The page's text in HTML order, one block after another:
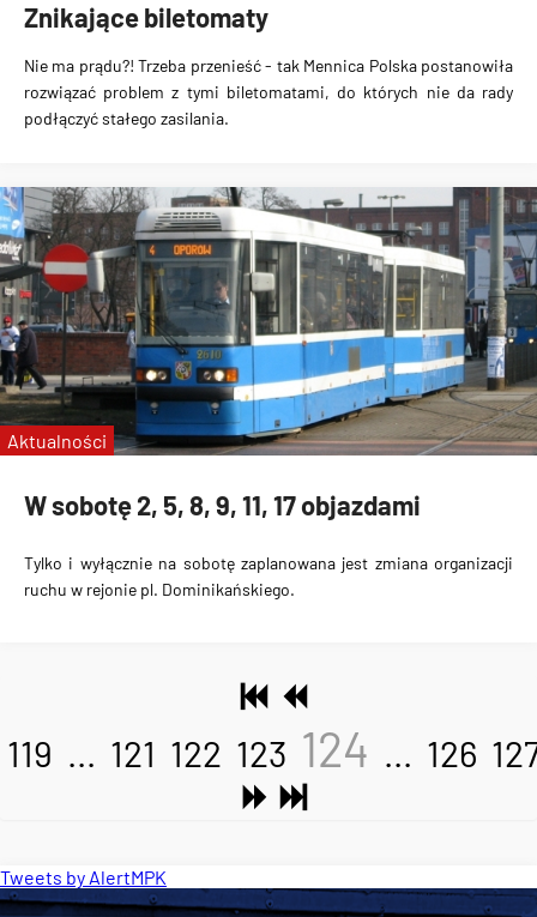
Znikające biletomaty
Nie ma prądu?! Trzeba przenieść - tak Mennica Polska postanowiła
rozwiązać problem z tymi biletomatami, do których nie da rady
podłączyć stałego zasilania.
W sobotę 2, 5, 8, 9, 11, 17 objazdami
Tylko i wyłącznie na sobotę zaplanowana jest zmiana organizacji
ruchu w rejonie pl. Dominikańskiego.
Aktualności
119 ... 121 122 123 124 ... 126
Tweets by AlertMPK